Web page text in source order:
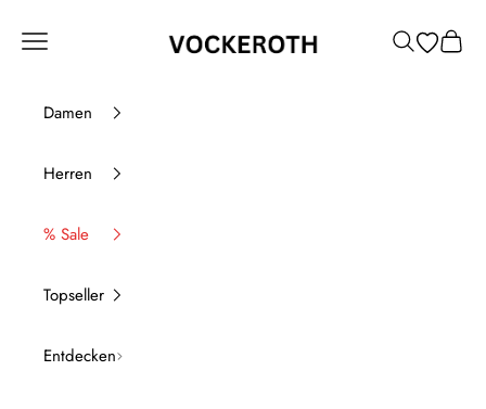
Vockeroth Onlineshop
Menü Suchen
Damen
Herren
% Sale
Topseller
Entdecken